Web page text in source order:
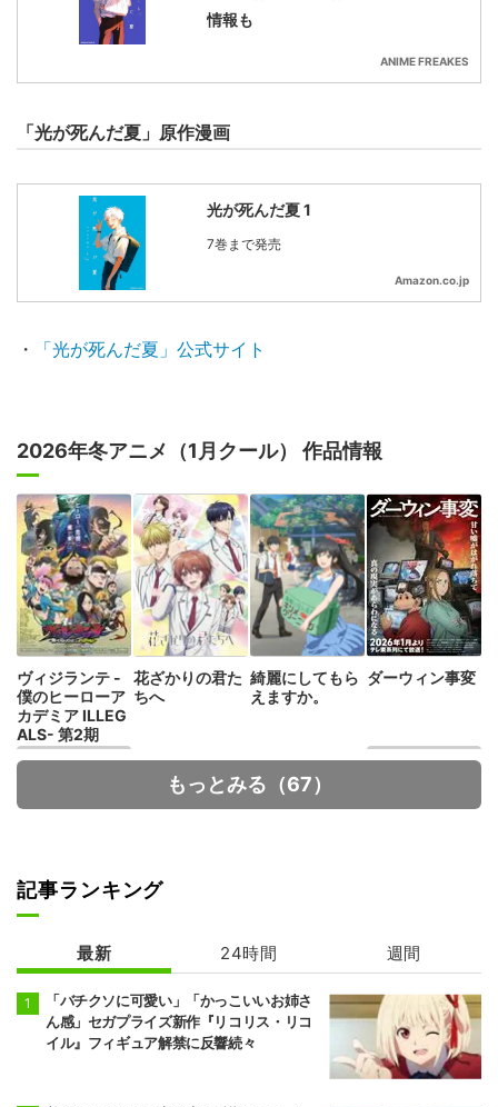
情報も
ANIME FREAKES
「光が死んだ夏」原作漫画
光が死んだ夏 1
7巻まで発売
Amazon.co.jp
・ 「光が死んだ夏」公式サイト
2026年冬アニメ（1月クール） 作品情報
ヴィジランテ -
僕のヒーローア
カデミア ILLEG
ALS- 第2期
花ざかりの君た
ちへ
綺麗にしてもら
えますか。
ダーウィン事変
ノ章 第2クール
の日常
もっとみる（67）
記事ランキング
最新 24時間 週間
「バチクソに可愛い」「かっこいいお姉さ
ん感」セガプライズ新作『リコリス・リコ
イル』フィギュア解禁に反響続々